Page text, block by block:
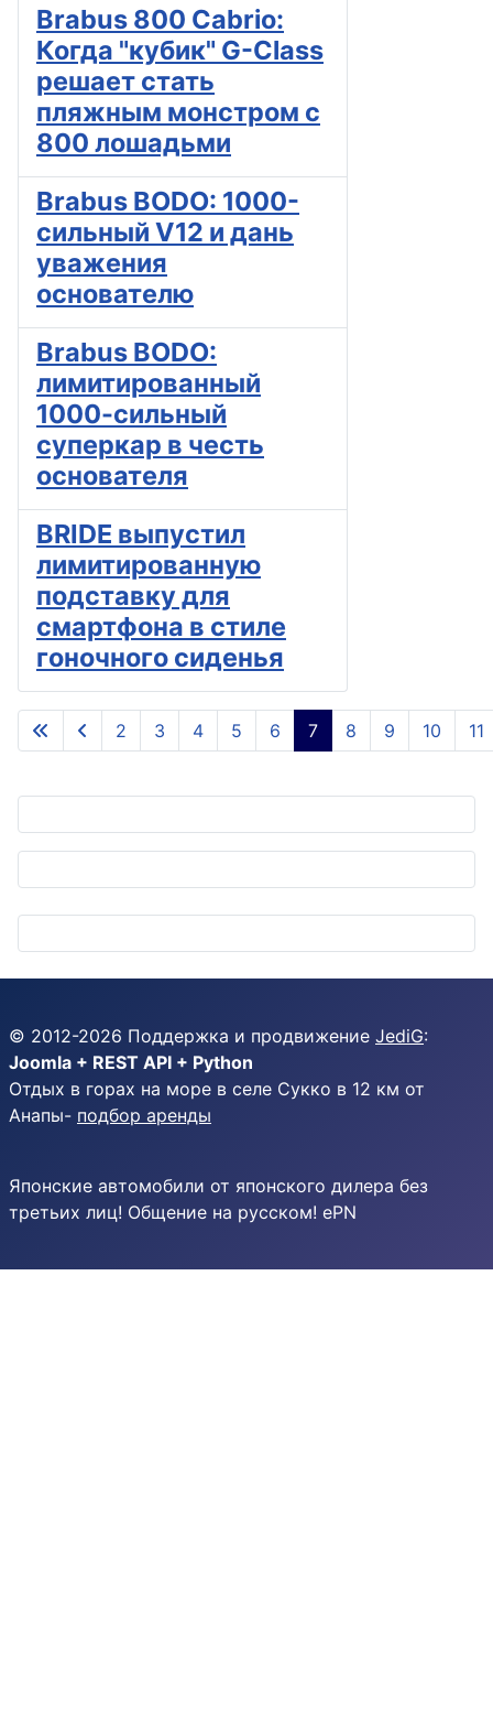
Brabus 800 Cabrio:
Когда "кубик" G-Class
решает стать
пляжным монстром с
800 лошадьми
Brabus BODO: 1000-
сильный V12 и дань
уважения
основателю
Brabus BODO:
лимитированный
1000-сильный
суперкар в честь
основателя
BRIDE выпустил
лимитированную
подставку для
смартфона в стиле
гоночного сиденья
Страница 7 из 45
2 3 4 5 6 7 8 9 10 11
© 2012-2026 Поддержка и продвижение JediG:
Joomla + REST API + Python
Отдых в горах на море в селе Сукко в 12 км от
Анапы- подбор аренды
Японские автомобили от японского дилера без
третьих лиц! Общение на русском! ePN